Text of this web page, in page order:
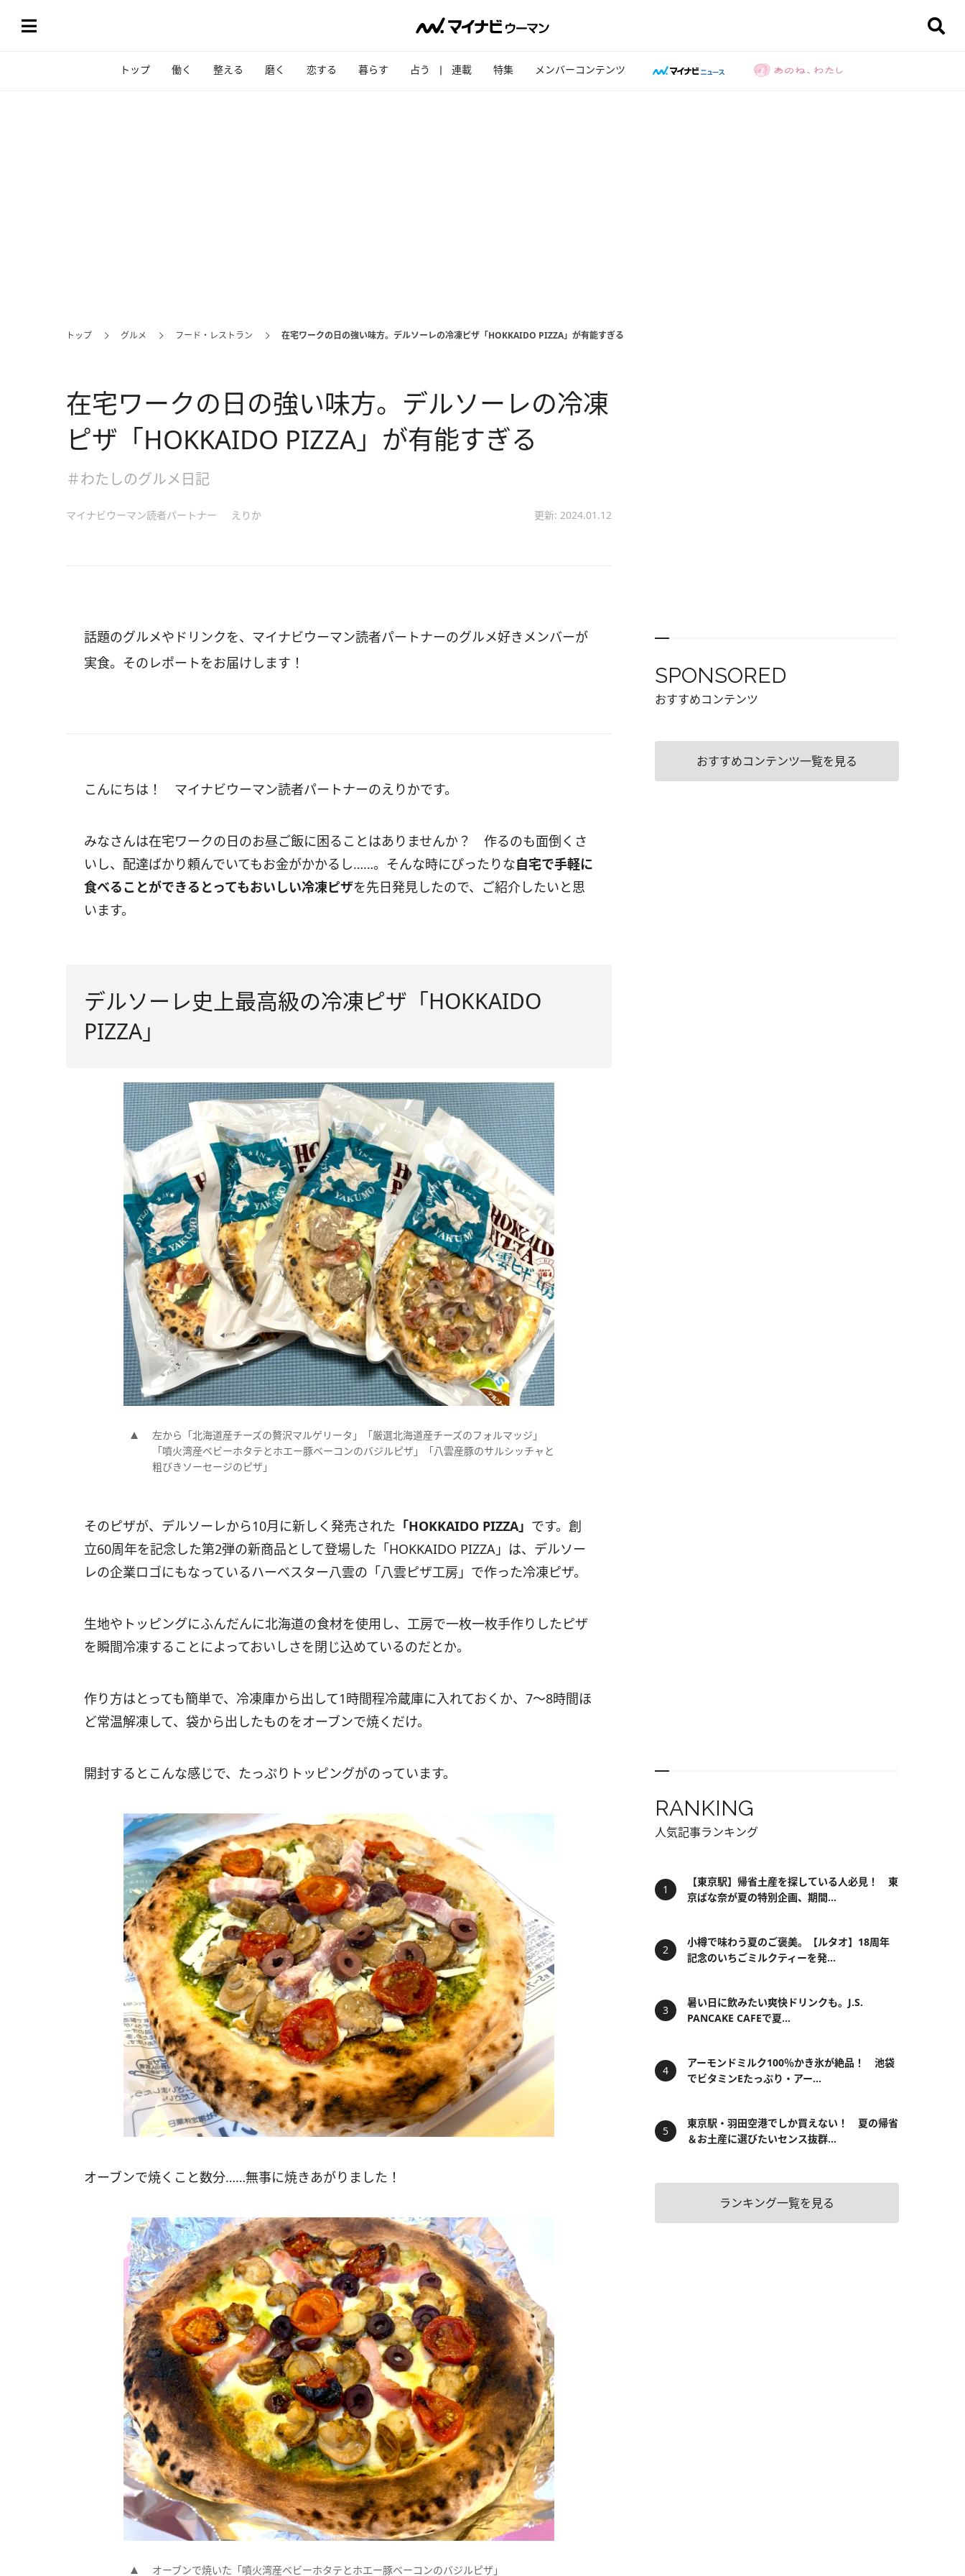
トップ 働く 整える 磨く 恋する 暮らす 占う 連載 特集 メンバーコンテンツ
トップ グルメ フード・レストラン 在宅ワークの日の強い味方。デルソーレの冷凍ピザ「HOKKAIDO PIZZA」が有能すぎる
在宅ワークの日の強い味方。デルソーレの冷凍
ピザ「HOKKAIDO PIZZA」が有能すぎる
＃わたしのグルメ日記
マイナビウーマン読者パートナー えりか 更新: 2024.01.12
話題のグルメやドリンクを、マイナビウーマン読者パートナーのグルメ好きメンバーが
実食。そのレポートをお届けします！
こんにちは！ マイナビウーマン読者パートナーのえりかです。
みなさんは在宅ワークの日のお昼ご飯に困ることはありませんか？ 作るのも面倒くさ
いし、配達ばかり頼んでいてもお金がかかるし……。そんな時にぴったりな自宅で手軽に
食べることができるとってもおいしい冷凍ピザを先日発見したので、ご紹介したいと思
います。
デルソーレ史上最高級の冷凍ピザ「HOKKAIDO
PIZZA」
左から「北海道産チーズの贅沢マルゲリータ」「厳選北海道産チーズのフォルマッジ」
「噴火湾産ベビーホタテとホエー豚ベーコンのバジルピザ」「八雲産豚のサルシッチャと
粗びきソーセージのピザ」
そのピザが、デルソーレから10月に新しく発売された 「HOKKAIDO PIZZA」 です。創
立60周年を記念した第2弾の新商品として登場した「HOKKAIDO PIZZA」は、デルソー
レの企業ロゴにもなっているハーベスター八雲の「八雲ピザ工房」で作った冷凍ピザ。
生地やトッピングにふんだんに北海道の食材を使用し、工房で一枚一枚手作りしたピザ
を瞬間冷凍することによっておいしさを閉じ込めているのだとか。
作り方はとっても簡単で、冷凍庫から出して1時間程冷蔵庫に入れておくか、7～8時間ほ
ど常温解凍して、袋から出したものをオーブンで焼くだけ。
開封するとこんな感じで、たっぷりトッピングがのっています。
オーブンで焼くこと数分……無事に焼きあがりました！
オーブンで焼いた「噴火湾産ベビーホタテとホエー豚ベーコンのバジルピザ」
SPONSORED
おすすめコンテンツ
おすすめコンテンツ一覧を見る
RANKING
人気記事ランキング
【東京駅】帰省土産を探している人必見！ 東
京ばな奈が夏の特別企画、期間...
小樽で味わう夏のご褒美。【ルタオ】18周年
記念のいちごミルクティーを発...
暑い日に飲みたい爽快ドリンクも。J.S.
PANCAKE CAFEで夏...
アーモンドミルク100％かき氷が絶品！ 池袋
でビタミンEたっぷり・アー...
東京駅・羽田空港でしか買えない！ 夏の帰省
＆お土産に選びたいセンス抜群...
ランキング一覧を見る